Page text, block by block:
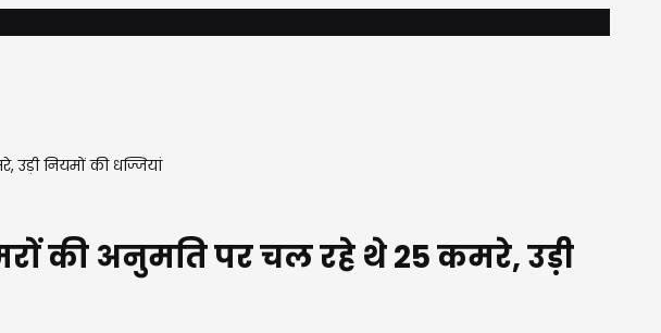
नियमों की धज्जियां
की अनुमति पर चल रहे थे 25 कमरे, उड़ी